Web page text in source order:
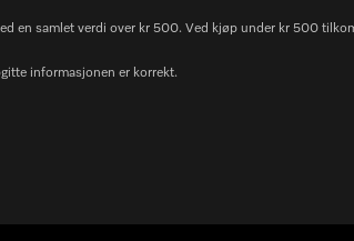
en samlet verdi over kr 500. Ved kjøp under kr 500
informasjonen er korrekt.